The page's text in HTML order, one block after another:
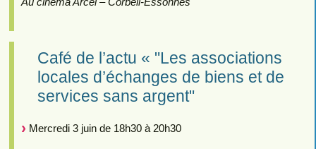
Café de l’actu « "Les associations
locales d’échanges de biens et de
services sans argent"
Mercredi 3 juin de 18h30 à 20h30